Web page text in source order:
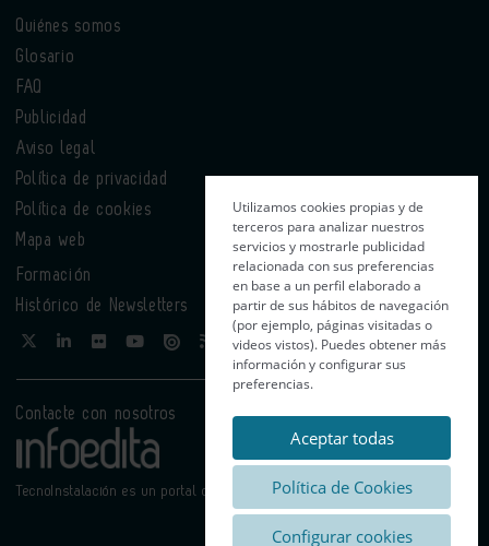
Quiénes somos
Glosario
FAQ
Publicidad
Aviso legal
Política de privacidad
Política de cookies
Mapa web
Formación
Histórico de Newsletters
Contacte con nosotros
TecnoInstalación es un portal de Infoedita
Utilizamos cookies propias y de
terceros para analizar nuestros
servicios y mostrarle publicidad
relacionada con sus preferencias
en base a un perfil elaborado a
partir de sus hábitos de navegación
(por ejemplo, páginas visitadas o
videos vistos). Puedes obtener más
información y configurar sus
preferencias.
Aceptar todas
Política de Cookies
Configurar cookies